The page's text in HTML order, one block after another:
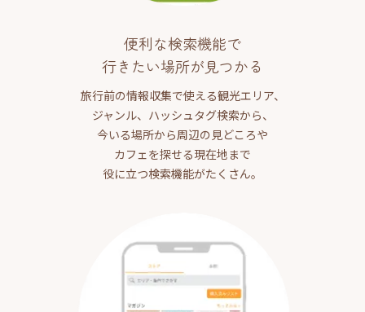
便利な検索機能で
行きたい場所が見つかる
旅行前の情報収集で使える観光エリア、
ジャンル、ハッシュタグ検索から、
今いる場所から周辺の見どころや
カフェを探せる現在地まで
役に立つ検索機能がたくさん。